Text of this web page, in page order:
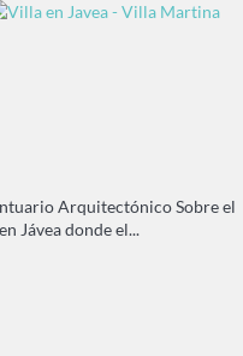
Arquitectónico Sobre el
Jávea donde el...